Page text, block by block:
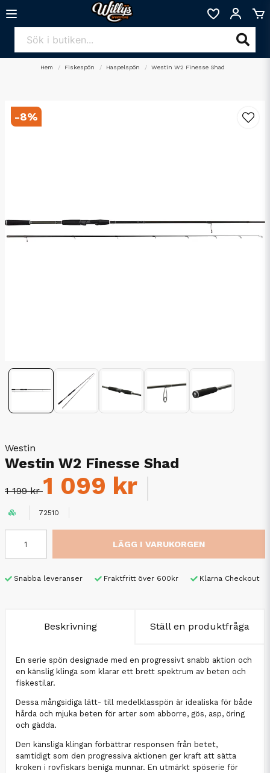
Hem Fiskespön Haspelspön Westin W2 Finesse Shad
-8%
Westin
Westin W2 Finesse Shad
1 199 kr1 099 kr
72510
LÄGG I VARUKORGEN
Snabba leveranser Fraktfritt över 600kr Klarna Checkout
Beskrivning Ställ en produktfråga
En serie spön designade med en progressivt snabb aktion och
en känslig klinga som klarar ett brett spektrum av beten och
fiskestilar.
Dessa mångsidiga lätt- till medelklasspön är idealiska för både
hårda och mjuka beten för arter som abborre, gös, asp, öring
och gädda.
Den känsliga klingan förbättrar responsen från betet,
samtidigt som den progressiva aktionen ger kraft att sätta
kroken i rovfiskars beniga munnar. En utmärkt spöserie för